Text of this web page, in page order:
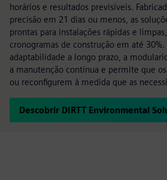
horários e resultados previsíveis.
precisão em 21 dias ou menos, as
prontas para instalações rápidas e
cronogramas de construção em até 30%.
adaptabilidade a longo prazo, a
a manutenção contínua e permite que
ou reconfigurem à medida que as
Descobrir DIRTT Environmental